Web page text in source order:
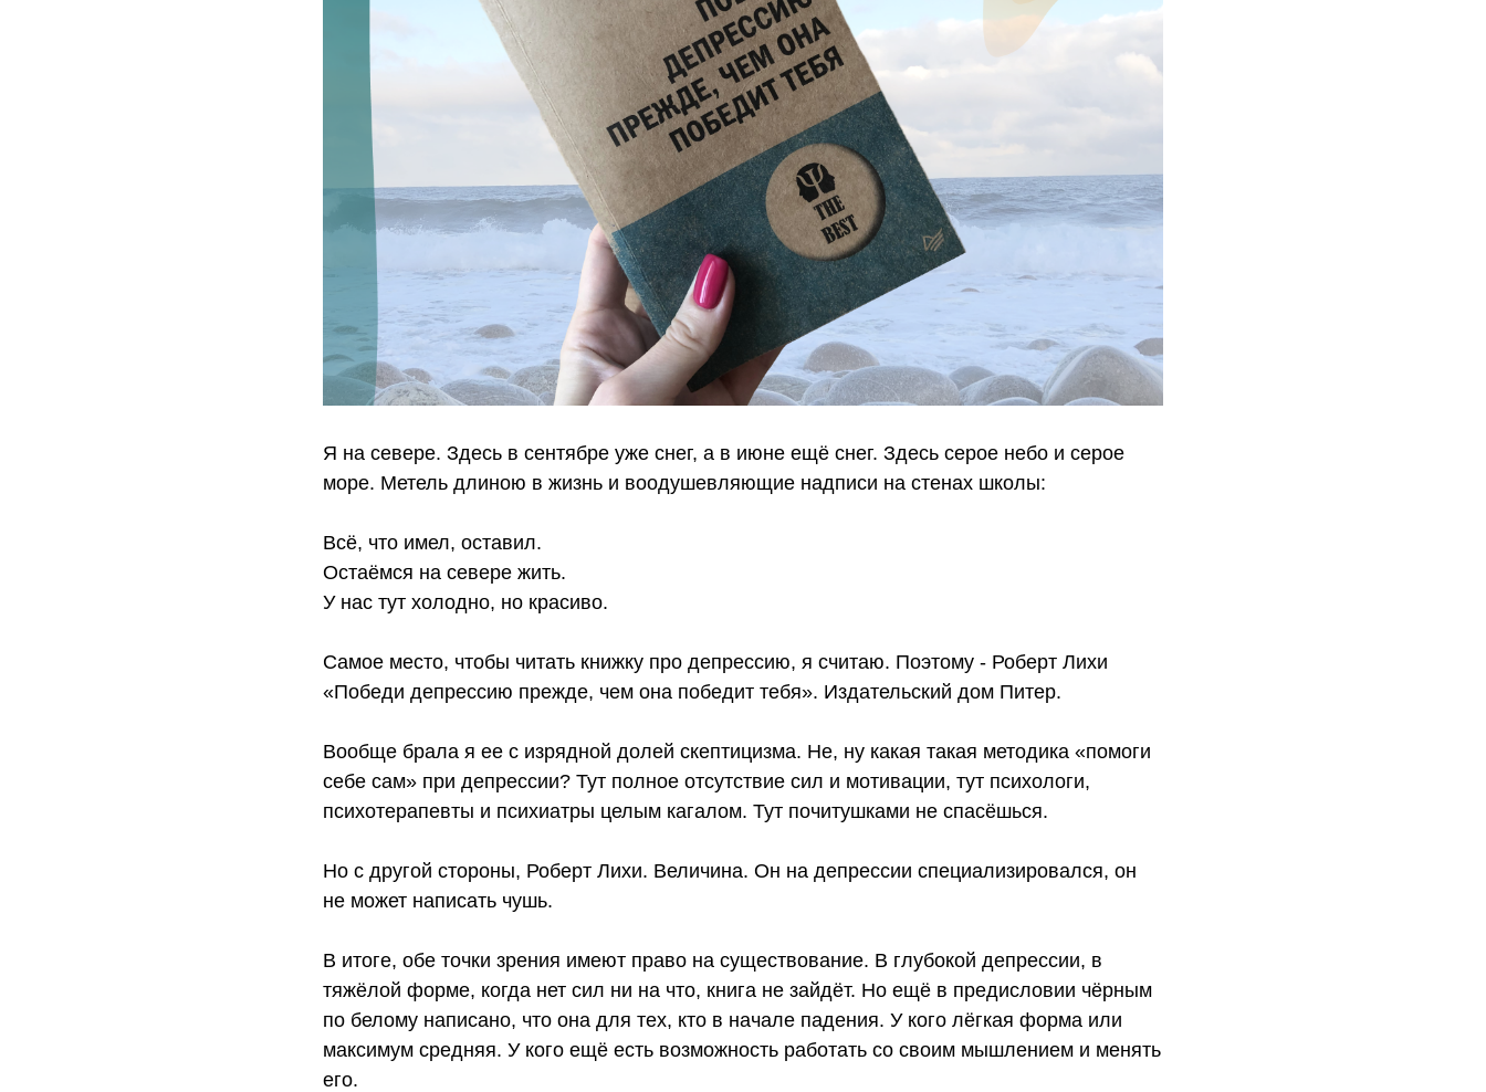
Я на севере. Здесь в сентябре уже снег, а в июне ещё снег. Здесь серое небо и серое
море. Метель длиною в жизнь и воодушевляющие надписи на стенах школы:
Всё, что имел, оставил.
Остаёмся на севере жить.
У нас тут холодно, но красиво.
Самое место, чтобы читать книжку про депрессию, я считаю. Поэтому - Роберт Лихи
«Победи депрессию прежде, чем она победит тебя». Издательский дом Питер.
Вообще брала я ее с изрядной долей скептицизма. Не, ну какая такая методика «помоги
себе сам» при депрессии? Тут полное отсутствие сил и мотивации, тут психологи,
психотерапевты и психиатры целым кагалом. Тут почитушками не спасёшься.
Но с другой стороны, Роберт Лихи. Величина. Он на депрессии специализировался, он
не может написать чушь.
В итоге, обе точки зрения имеют право на существование. В глубокой депрессии, в
тяжёлой форме, когда нет сил ни на что, книга не зайдёт. Но ещё в предисловии чёрным
по белому написано, что она для тех, кто в начале падения. У кого лёгкая форма или
максимум средняя. У кого ещё есть возможность работать со своим мышлением и менять
его.